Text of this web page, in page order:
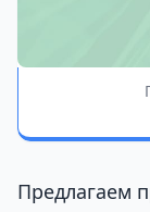
Предлагаем